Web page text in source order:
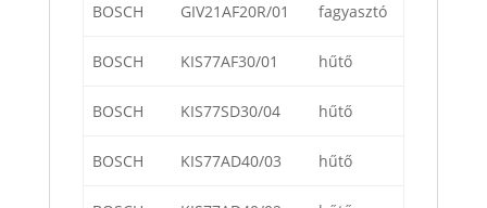
BOSCH GIV21AF20R/01 fagyasztó
BOSCH KIS77AF30/01 hűtő
BOSCH KIS77SD30/04 hűtő
BOSCH KIS77AD40/03 hűtő